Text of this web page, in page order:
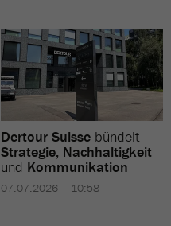
Dertour Suisse bündelt
Strategie, Nachhaltigkeit
und Kommunikation
07.07.2026 – 10:58